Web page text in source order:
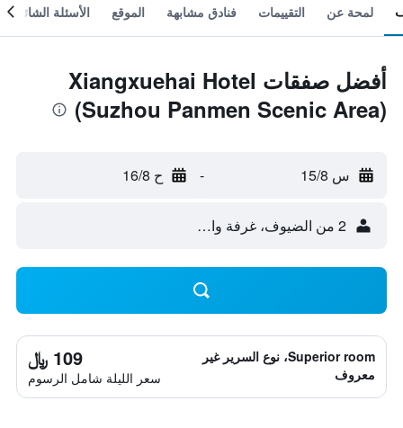
لمحة عن التقييمات فنادق مشابهة الموقع الأسئلة الشائعة
أفضل صفقات Xiangxuehai Hotel
(Suzhou Panmen Scenic Area)
س 15/8 - ح 16/8
2 من الضيوف، غرفة واحدة
Superior room، نوع السرير غير
معروف
109 ﷼
سعر الليلة شامل الرسوم